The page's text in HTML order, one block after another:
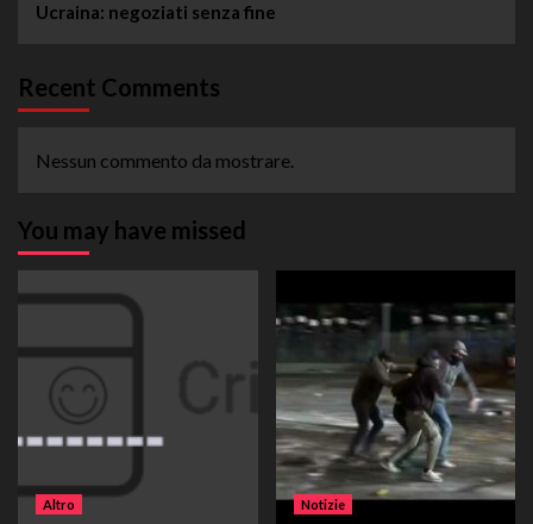
Ucraina: negoziati senza fine
Recent Comments
Nessun commento da mostrare.
You may have missed
Altro Notizie